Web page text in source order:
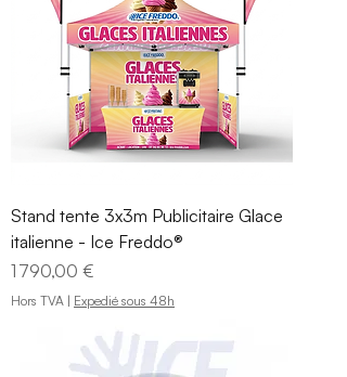
Stand tente 3x3m Publicitaire Glace
italienne - Ice Freddo®
Prix
1 790,00 €
Hors TVA | Expedié sous 48h